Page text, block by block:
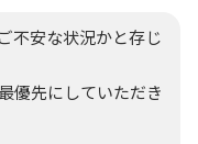
不安な状況かと存じ
優先にしていただき